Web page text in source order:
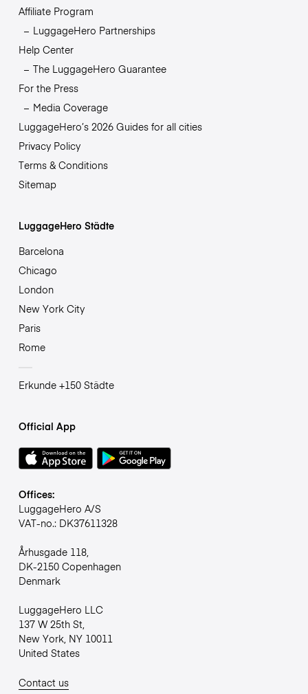
Affiliate Program
LuggageHero Partnerships
Help Center
The LuggageHero Guarantee
For the Press
Media Coverage
LuggageHero’s 2026 Guides for all cities
Privacy Policy
Terms & Conditions
Sitemap
LuggageHero Städte
Barcelona
Chicago
London
New York City
Paris
Rome
Erkunde +150 Städte
Official App
Offices:
LuggageHero A/S
VAT-no.: DK37611328
Århusgade 118,
DK-2150 Copenhagen
Denmark
LuggageHero LLC
137 W 25th St,
New York, NY 10011
United States
Contact us